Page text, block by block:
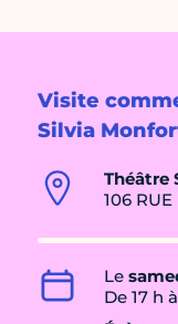
Visite
Silvia
Théâtre
106
Le
De 17 h